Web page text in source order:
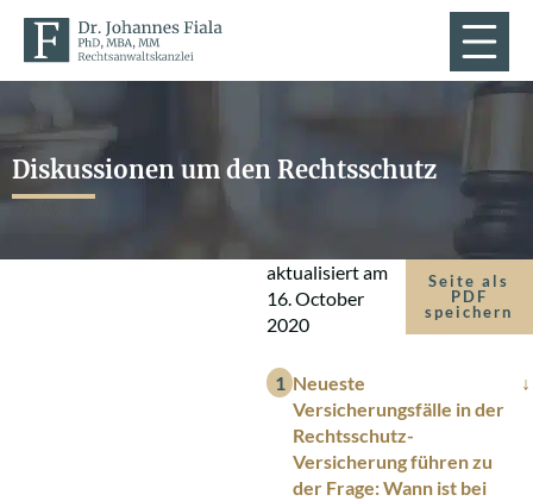
Diskussionen um den Rechtsschutz
aktualisiert am
16. October
2020
Seite als
PDF
speichern
Neueste
Versicherungsfälle in der
Rechtsschutz-
Versicherung führen zu
der Frage: Wann ist bei